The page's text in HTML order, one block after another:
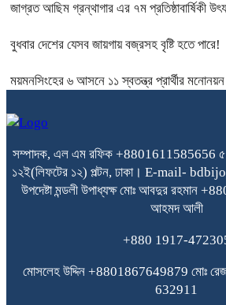
জাগ্রত আছিম গ্রন্থাগার এর ৭ম প্রতিষ্ঠাবার্ষিকী
বুধবার দেশের যেসব জায়গায় বজ্রসহ বৃষ্টি হতে পারে!
ময়মনসিংহের ৬ আসনে ১১ স্বতন্ত্র প্রার্থীর মনোনয়ন
সম্পাদক, এল এম রফিক +8801611585656
১২ই(লিফটের ১২) পল্টন, ঢাকা। E-mail-
উপদেষ্টা মন্ডলী উপাধ্যক্ষ মোঃ আবদুর রহমান
আহমদ আলী
+880 1917-
মোসলেহ উদ্দিন +8801867649879 মোঃ
632911